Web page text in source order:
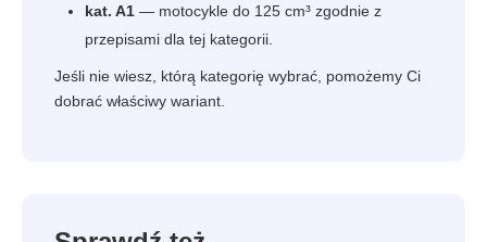
kat. A1 — motocykle do 125 cm³ zgodnie z
przepisami dla tej kategorii.
Jeśli nie wiesz, którą kategorię wybrać, pomożemy Ci
dobrać właściwy wariant.